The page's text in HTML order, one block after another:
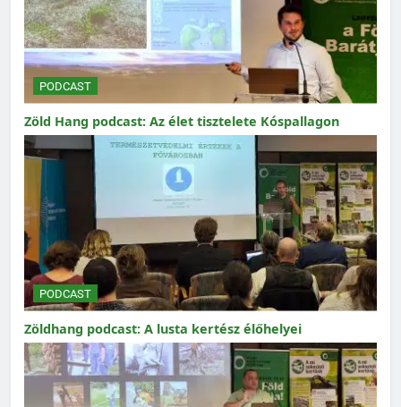
PODCAST
Zöld Hang podcast: Az élet tisztelete Kóspallagon
PODCAST
Zöldhang podcast: A lusta kertész élőhelyei